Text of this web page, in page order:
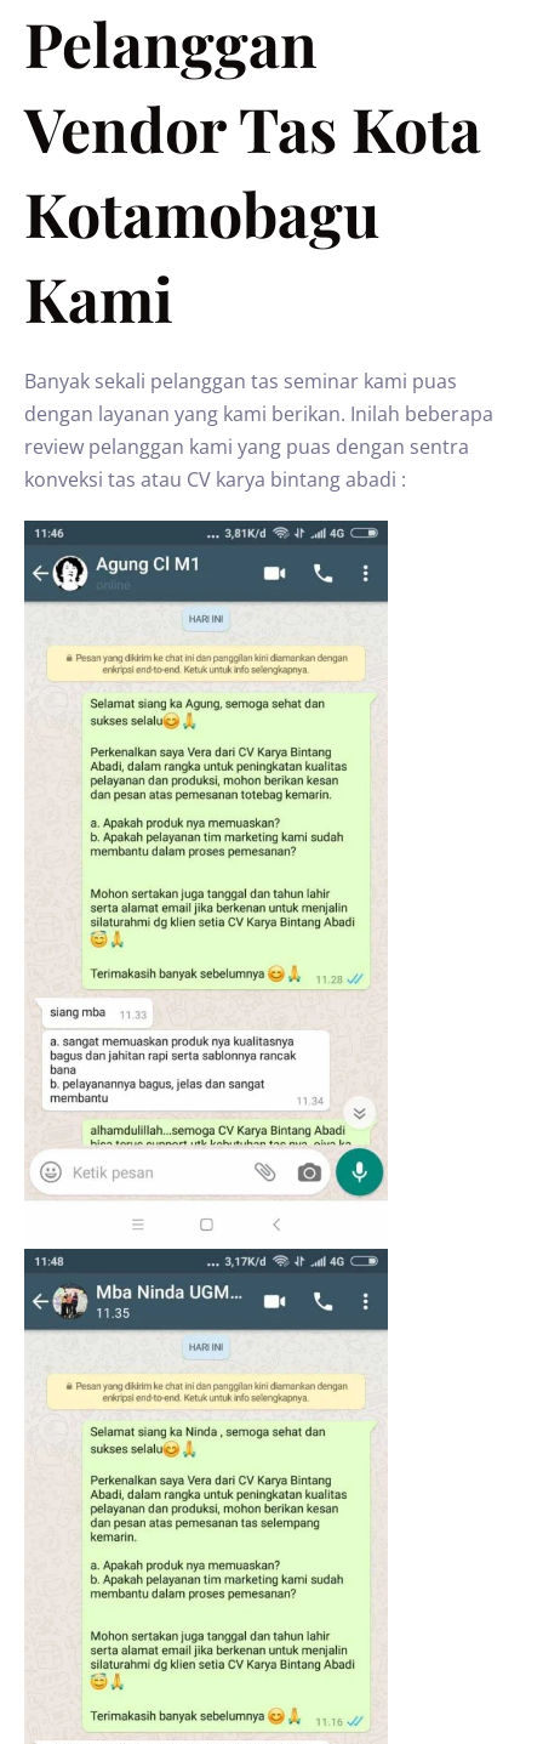
Pelanggan
Vendor Tas Kota
Kotamobagu
Kami
Banyak sekali pelanggan tas seminar kami puas
dengan layanan yang kami berikan. Inilah beberapa
review pelanggan kami yang puas dengan sentra
konveksi tas atau CV karya bintang abadi :